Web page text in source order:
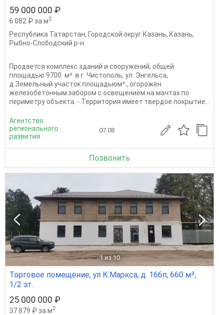
59 000 000 ₽
6 082 ₽ за м2
Республика Татарстан, Городской округ Казань, Казань,
Рыбно-Слободский р-н
Продается комплекс зданий и сооружений, общей
площадью 9700 м² в г. Чистополь, ул. Энгельса,
д.Земельный участок площадьюм² , огорожен
железобетонным забором с освещением на мачтах по
периметру объекта. - Территория имеет твердое покрытие...
Агентство
регионального
развития
07.08
Позвонить
1 из 10
Торговое помещение, ул К.Маркса, д. 166п, 660 м²,
1/2 эт.
25 000 000 ₽
37 879 ₽ за м2